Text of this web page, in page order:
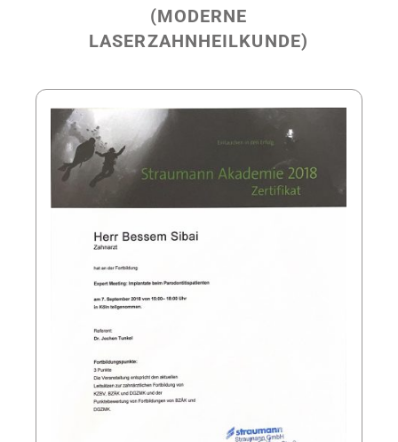
(MODERNE
LASERZAHNHEILKUNDE)